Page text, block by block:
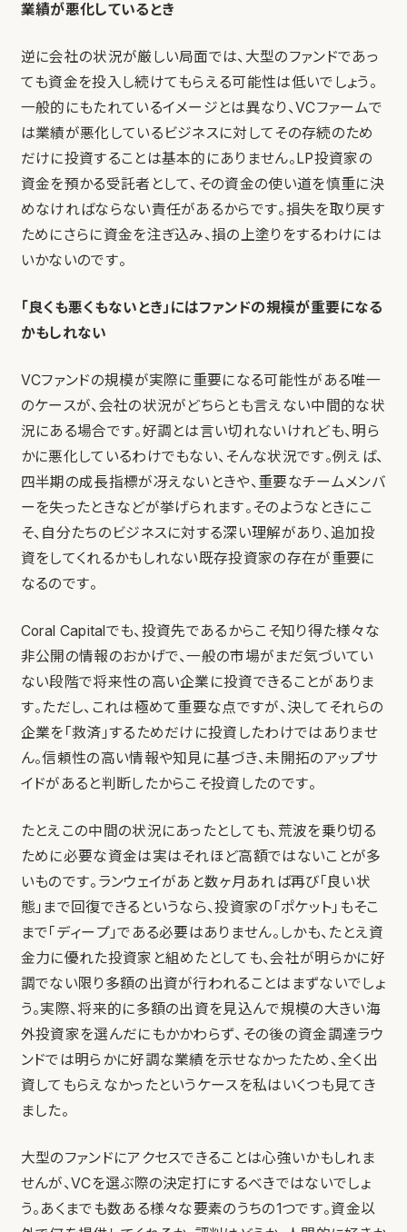
業績が悪化しているとき
逆に会社の状況が厳しい局面では、大型のファンドであっ
ても資金を投入し続けてもらえる可能性は低いでしょう。
一般的にもたれているイメージとは異なり、VCファームで
は業績が悪化しているビジネスに対してその存続のため
だけに投資することは基本的にありません。LP投資家の
資金を預かる受託者として、その資金の使い道を慎重に決
めなければならない責任があるからです。損失を取り戻す
ためにさらに資金を注ぎ込み、損の上塗りをするわけには
いかないのです。
「良くも悪くもないとき」にはファンドの規模が重要になる
かもしれない
VCファンドの規模が実際に重要になる可能性がある唯一
のケースが、会社の状況がどちらとも言えない中間的な状
況にある場合です。好調とは言い切れないけれども、明ら
かに悪化しているわけでもない、そんな状況です。例えば、
四半期の成長指標が冴えないときや、重要なチームメンバ
ーを失ったときなどが挙げられます。そのようなときにこ
そ、自分たちのビジネスに対する深い理解があり、追加投
資をしてくれるかもしれない既存投資家の存在が重要に
なるのです。
Coral Capitalでも、投資先であるからこそ知り得た様々な
非公開の情報のおかげで、一般の市場がまだ気づいてい
ない段階で将来性の高い企業に投資できることがありま
す。ただし、これは極めて重要な点ですが、決してそれらの
企業を「救済」するためだけに投資したわけではありませ
ん。信頼性の高い情報や知見に基づき、未開拓のアップサ
イドがあると判断したからこそ投資したのです。
たとえこの中間の状況にあったとしても、荒波を乗り切る
ために必要な資金は実はそれほど高額ではないことが多
いものです。ランウェイがあと数ヶ月あれば再び「良い状
態」まで回復できるというなら、投資家の「ポケット」もそこ
まで「ディープ」である必要はありません。しかも、たとえ資
金力に優れた投資家と組めたとしても、会社が明らかに好
調でない限り多額の出資が行われることはまずないでしょ
う。実際、将来的に多額の出資を見込んで規模の大きい海
外投資家を選んだにもかかわらず、その後の資金調達ラウ
ンドでは明らかに好調な業績を示せなかったため、全く出
資してもらえなかったというケースを私はいくつも見てき
ました。
大型のファンドにアクセスできることは心強いかもしれま
せんが、VCを選ぶ際の決定打にするべきではないでしょ
う。あくまでも数ある様々な要素のうちの1つです。資金以